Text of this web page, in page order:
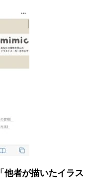
「他者が描いたイラス